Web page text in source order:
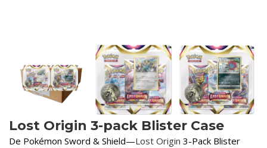
Lost Origin 3-pack Blister Case
De Pokémon Sword & Shield—Lost Origin 3-Pack Blister